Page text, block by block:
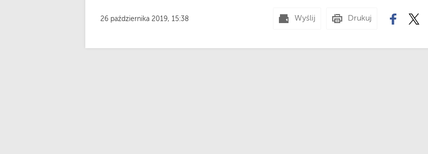
26 października 2019, 15:38 Wyślij Drukuj